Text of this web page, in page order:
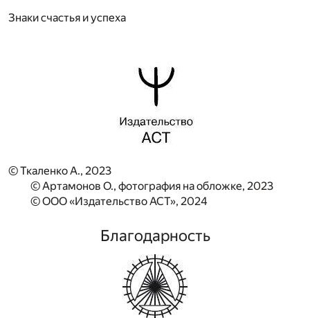
Знаки счастья и успеха
© Ткаленко А., 2023
© Артамонов О., фотография на обложке, 2023
© ООО «Издательство АСТ», 2024
Благодарность